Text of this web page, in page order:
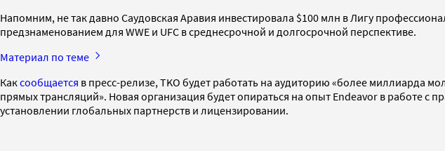
Напомним, не так давно Саудовская Аравия инвестировала $100 млн в Лигу
предзнаменованием для WWE и UFC в среднесрочной и долгосрочной перспективе.
Материал по теме
Каксообщается в пресс-релизе, TKO будет работать на аудиторию «более миллиарда
прямых трансляций». Новая организация будет опираться на опыт Endeavor в работе
установлении глобальных партнерств и лицензировании.